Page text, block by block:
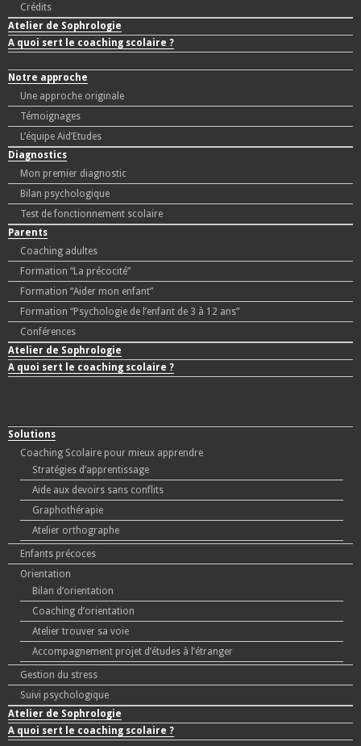
Crédits
Atelier de Sophrologie
A quoi sert le coaching scolaire ?
Notre approche
Une approche originale
Témoignages
L’équipe Aid’Etudes
Diagnostics
Mon premier diagnostic
Bilan psychologique
Test de fonctionnement scolaire
Parents
Coaching adultes
Formation “La précocité”
Formation “Aider mon enfant”
Formation “Psychologie de l’enfant de 3 à 12 ans”
Conférences
Atelier de Sophrologie
A quoi sert le coaching scolaire ?
Solutions
Coaching Scolaire pour mieux apprendre
Stratégies d’apprentissage
Aide aux devoirs sans conflits
Graphothérapie
Atelier orthographe
Enfants précoces
Orientation
Bilan d’orientation
Coaching d’orientation
Atelier trouver sa voie
Accompagnement projet d’études à l’étranger
Gestion du stress
Suivi psychologique
Atelier de Sophrologie
A quoi sert le coaching scolaire ?